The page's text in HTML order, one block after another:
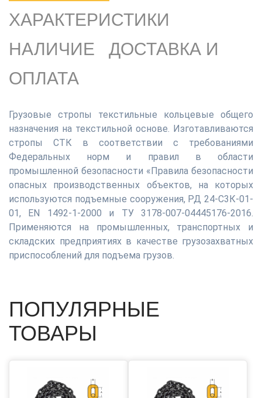
ХАРАКТЕРИСТИКИ
НАЛИЧИЕ
ДОСТАВКА И
ОПЛАТА
Грузовые стропы текстильные кольцевые общего
назначения на текстильной основе. Изготавливаются
стропы СТК в соответствии с требованиями
Федеральных норм и правил в области
промышленной безопасности «Правила безопасности
опасных производственных объектов, на которых
используются подъемные сооружения, РД 24-С3К-01-
01, EN 1492-1-2000 и ТУ 3178-007-04445176-2016.
Применяются на промышленных, транспортных и
складских предприятиях в качестве грузозахватных
приспособлений для подъема грузов.
ПОПУЛЯРНЫЕ
ТОВАРЫ